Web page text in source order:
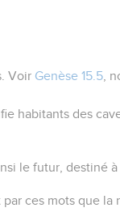
Voir Genèse 15.5 ,
habitants des
le futur, destiné
par ces mots que